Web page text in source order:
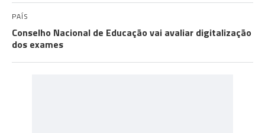
PAÍS
Conselho Nacional de Educação vai avaliar digitalização
dos exames